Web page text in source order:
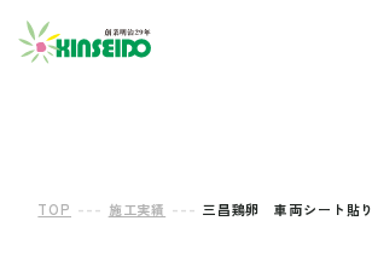
TOP --- 施工実績 --- 三昌鶏卵 車両シート貼り